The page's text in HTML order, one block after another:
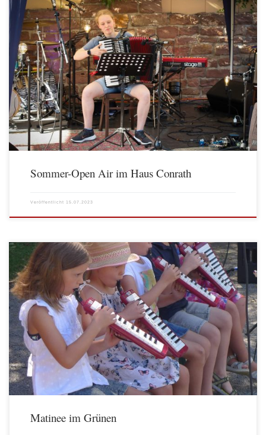
Sommer-Open Air im Haus Conrath
Veröffentlicht 15.07.2023
Matinee im Grünen